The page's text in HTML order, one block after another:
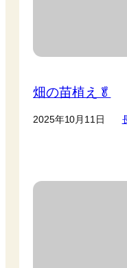
畑の苗植え🥬
2025年10月11日